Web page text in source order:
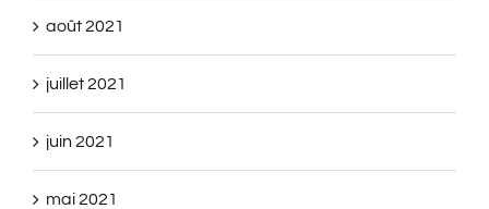
août 2021
juillet 2021
juin 2021
mai 2021